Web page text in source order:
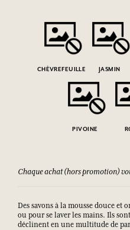
CHÈVREFEUILLE JASMIN
PIVOINE
Chaque achat (hors promotion)
Des savons à la mousse douce
ou pour se laver les mains. Ils
déclinent en une multitude de